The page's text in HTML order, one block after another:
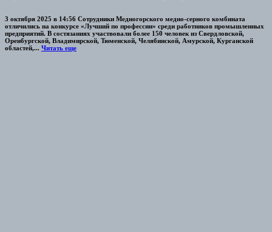
3 октября 2025 в 14:56 Сотрудники Медногорского медно-серного комбината
отличились на конкурсе «Лучший по профессии» среди работников промышленных
предприятий. В состязаниях участвовали более 150 человек из Свердловской,
Оренбургской, Владимирской, Тюменской, Челябинской, Амурской, Курганской
областей,... Читать еще